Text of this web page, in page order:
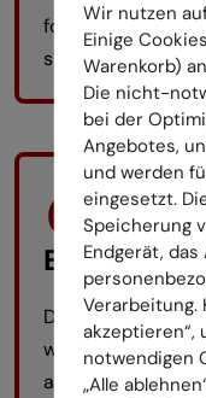
folgen strengen
sind sie
Effizienz
Durch den Einsatz
wir flexibel und
arbeiten. Das
Wir nutzen
Einige
Warenkorb)
Die nicht-
bei der
Angebotes,
und werden
eingesetzt.
Speicherung
Endgerät, das
Verarbeitung.
akzeptieren“,
notwendigen
„Alle